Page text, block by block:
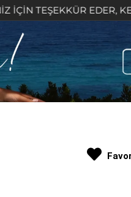
EDER, KEYİFLİ